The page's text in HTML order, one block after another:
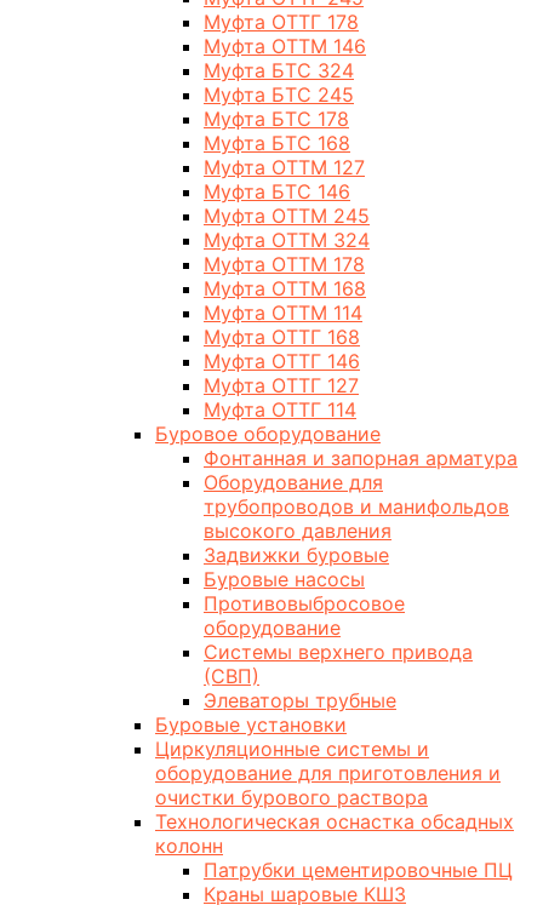
Муфта ОТТГ 178
Муфта ОТТМ 146
Муфта БТС 324
Муфта БТС 245
Муфта БТС 178
Муфта БТС 168
Муфта ОТТМ 127
Муфта БТС 146
Муфта ОТТМ 245
Муфта ОТТМ 324
Муфта ОТТМ 178
Муфта ОТТМ 168
Муфта ОТТМ 114
Муфта ОТТГ 168
Муфта ОТТГ 146
Муфта ОТТГ 127
Муфта ОТТГ 114
Буровое оборудование
Фонтанная и запорная арматура
Оборудование для
трубопроводов и манифольдов
высокого давления
Задвижки буровые
Буровые насосы
Противовыбросовое
оборудование
Системы верхнего привода
(СВП)
Элеваторы трубные
Буровые установки
Циркуляционные системы и
оборудование для приготовления и
очистки бурового раствора
Технологическая оснастка обсадных
колонн
Патрубки цементировочные ПЦ
Краны шаровые КШЗ